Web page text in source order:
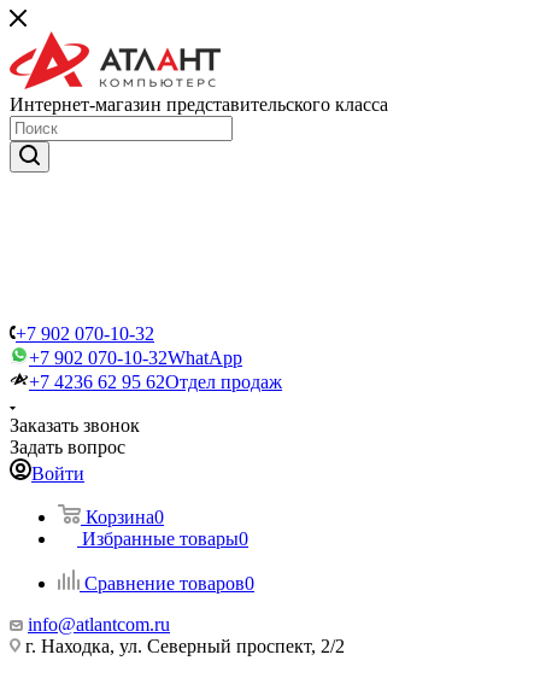
Интернет-магазин представительского класса
+7 902 070-10-32
+7 902 070-10-32WhatApp
+7 4236 62 95 62Отдел продаж
Заказать звонок
Задать вопрос
Войти
Корзина0
Избранные товары0
Сравнение товаров0
info@atlantcom.ru
г. Находка, ул. Северный проспект, 2/2